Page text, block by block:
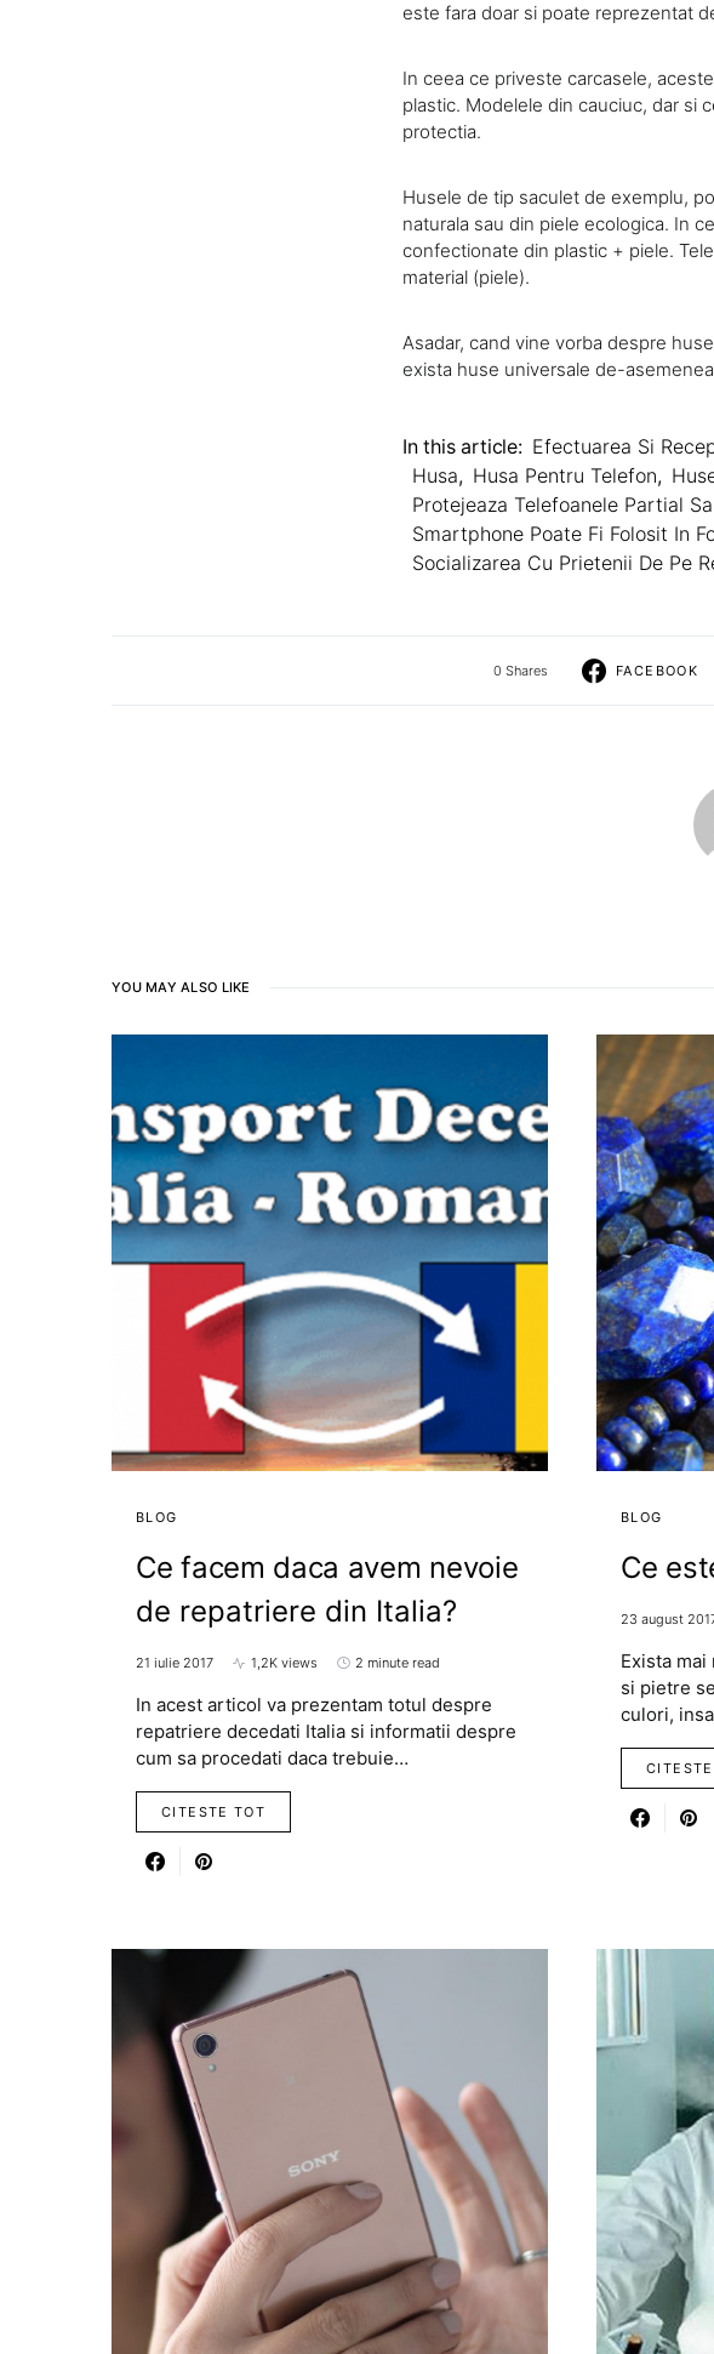
este fara doar si poate reprezentat
In ceea ce priveste carcasele,
plastic. Modelele din cauciuc, dar si
protectia.
Husele de tip saculet de exemplu,
naturala sau din piele ecologica. In
confectionate din plastic + piele.
material (piele).
Asadar, cand vine vorba despre
exista huse universale de-
In this article: Efectuarea Si
Husa, Husa Pentru Telefon,
Protejeaza Telefoanele Partial
Smartphone Poate Fi Folosit In
Socializarea Cu Prietenii De Pe
0 Shares FACEBOOK
YOU MAY ALSO LIKE
BLOG
Ce facem daca avem nevoie
de repatriere din Italia?
21 iulie 2017 1,2K views 2 minute read
In acest articol va prezentam totul despre
repatriere decedati Italia si informatii despre
cum sa procedati daca trebuie…
CITESTE TOT
BLOG
Ce
23 august
Exista
si pietre
culori,